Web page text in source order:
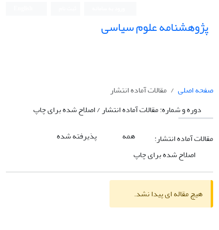
پژوهشنامه علوم سیاسی
صفحه اصلی
مقالات آماده انتشار
دوره و شماره:مقالات آماده انتشار / اصلاح شده برای چاپ
مقالات آماده انتشار:
همه
پذیرفته شده
اصلاح شده برای چاپ
هیچ مقاله ای پیدا نشد.